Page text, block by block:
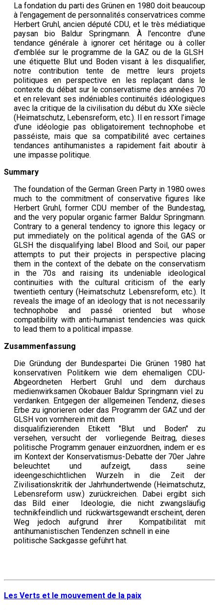
La fondation du parti des Grünen en 1980 doit beaucoup
à l'engagement de personnalités conservatrices comme
Herbert Gruhl, ancien député CDU, et le très médiatique
paysan bio Baldur Springmann. À l'encontre d'une
tendance générale à ignorer cet héritage ou à coller
d’emblée sur le programme de la GAZ ou de la GLSH
une étiquette Blut und Boden visant à les disqualifier,
notre contribution tente de mettre leurs projets
politiques en perspective en les replaçant dans le
contexte du débat sur le conservatisme des années 70
et en relevant ses indéniables continuités idéologiques
avec la critique de la civilisation du début du XXe siècle
(Heimatschutz, Lebensreform, etc.). Il en ressort l’image
d’une idéologie pas obligatoirement technophobe et
passéiste, mais que sa compatibilité avec certaines
tendances antihumanistes a rapidement fait aboutir à
une impasse politique.
Summary
The foundation of the German Green Party in 1980 owes
much to the commitment of conservative figures like
Herbert Gruhl, former CDU member of the Bundestag,
and the very popular organic farmer Baldur Springmann.
Contrary to a general tendency to ignore this legacy or
put immediately on the political agenda of the GAS or
GLSH the disqualifying label Blood and Soil, our paper
attempts to put their projects in perspective placing
them in the context of the debate on the conservatism
in the 70s and raising its undeniable ideological
continuities with the cultural criticism of the early
twentieth century (Heimatschutz Lebensreform, etc.). It
reveals the image of an ideology that is not necessarily
technophobe and passé oriented but whose
compatibility with anti-humanist tendencies was quick
to lead them to a political impasse.
Zusammenfassung
Die Gründung der Bundespartei Die Grünen 1980 hat
konservativen Politikern wie dem ehemaligen CDU-
Abgeordneten Herbert Gruhl und dem durchaus
medienwirksamen Ökobauer Baldur Springmann viel zu
verdanken. Entgegen der allgemeinen Tendenz, dieses
Erbe zu ignorieren oder das Programm der GAZ und der
GLSH von vornherein mit dem
disqualifizierenden Etikett "Blut und Boden" zu
versehen, versucht der vorliegende Beitrag, dieses
politische Programm genauer einzuordnen, indem er es
im Kontext der Konservatismus-Debatte der 70er Jahre
beleuchtet und aufzeigt, dass seine
ideengeschichtlichen Wurzeln in die Zeit der
Zivilisationskritik der Jahrhundertwende (Heimatschutz,
Lebensreform usw.) zurückreichen. Dabei ergibt sich
das Bild einer Ideologie, die nicht zwangsläufig
technikfeindlich und rückwärtsgewandt erscheint, deren
Weg jedoch aufgrund ihrer Kompatibilität mit
antihumanistischen Tendenzen schnell in eine
politische Sackgasse geführt hat.
Les Verts et le mouvement de la paix